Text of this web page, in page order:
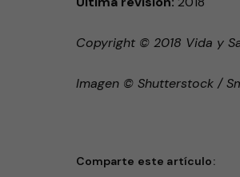
Copyright © 2018 Vida y
Imagen © Shutterstock /
Comparte este artículo: